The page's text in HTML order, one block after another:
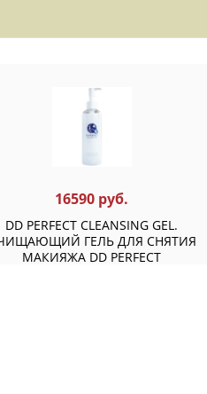
16590 руб.
DD PERFECT CLEANSING GEL.
ГЕЛЬ ДЛЯ СНЯТИЯ
МАКИЯЖА DD PERFECT